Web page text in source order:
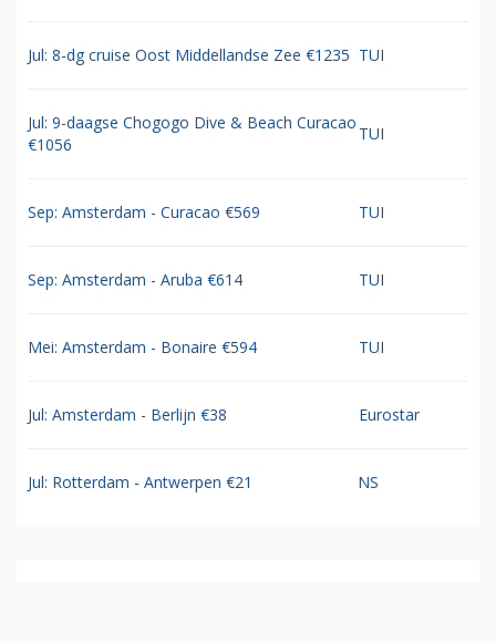
Jul: 8-dg cruise Oost Middellandse Zee €1235 TUI
Jul: 9-daagse Chogogo Dive & Beach Curacao
€1056
TUI
Sep: Amsterdam - Curacao €569 TUI
Sep: Amsterdam - Aruba €614 TUI
Mei: Amsterdam - Bonaire €594 TUI
Jul: Amsterdam - Berlijn €38 Eurostar
Jul: Rotterdam - Antwerpen €21 NS